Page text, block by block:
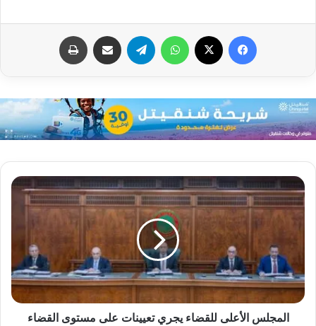
فيسبوك واتساب تيلقرام مشاركة عبر البريد
المجلس الأعلى للقضاء يجري تعيينات على مستوى القضاء